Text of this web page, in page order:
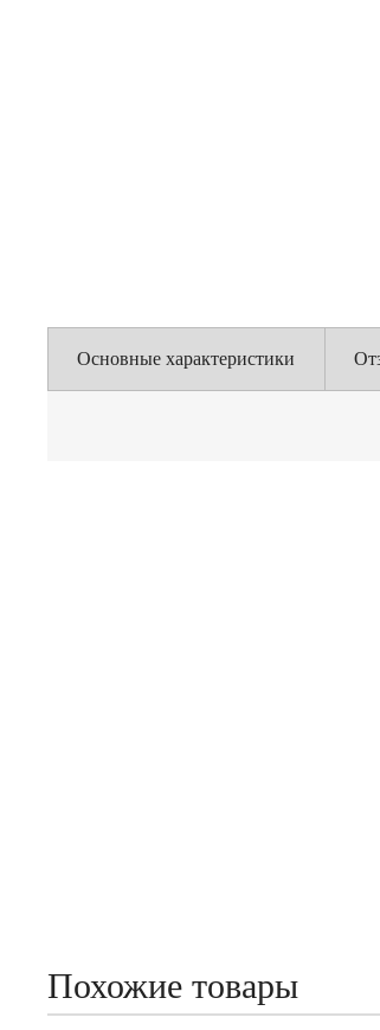
Основные характеристики
Похожие товары